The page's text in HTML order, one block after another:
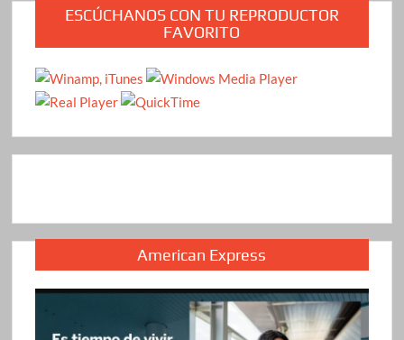
ESCÚCHANOS CON TU REPRODUCTOR
FAVORITO
American Express